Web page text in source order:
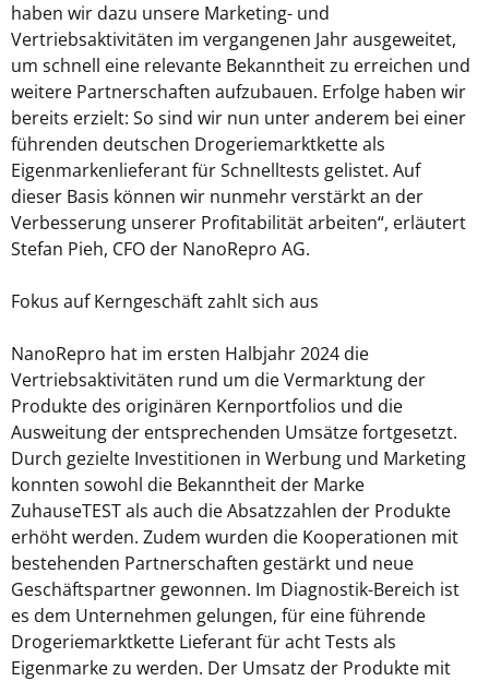
haben wir dazu unsere Marketing- und
Vertriebsaktivitäten im vergangenen Jahr ausgeweitet,
um schnell eine relevante Bekanntheit zu erreichen und
weitere Partnerschaften aufzubauen. Erfolge haben wir
bereits erzielt: So sind wir nun unter anderem bei einer
führenden deutschen Drogeriemarktkette als
Eigenmarkenlieferant für Schnelltests gelistet. Auf
dieser Basis können wir nunmehr verstärkt an der
Verbesserung unserer Profitabilität arbeiten“, erläutert
Stefan Pieh, CFO der NanoRepro AG.
Fokus auf Kerngeschäft zahlt sich aus
NanoRepro hat im ersten Halbjahr 2024 die
Vertriebsaktivitäten rund um die Vermarktung der
Produkte des originären Kernportfolios und die
Ausweitung der entsprechenden Umsätze fortgesetzt.
Durch gezielte Investitionen in Werbung und Marketing
konnten sowohl die Bekanntheit der Marke
ZuhauseTEST als auch die Absatzzahlen der Produkte
erhöht werden. Zudem wurden die Kooperationen mit
bestehenden Partnerschaften gestärkt und neue
Geschäftspartner gewonnen. Im Diagnostik-Bereich ist
es dem Unternehmen gelungen, für eine führende
Drogeriemarktkette Lieferant für acht Tests als
Eigenmarke zu werden. Der Umsatz der Produkte mit